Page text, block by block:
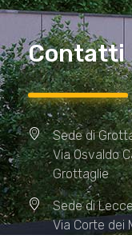
Contatti
Sede di
Via Osvaldo
Grottaglie
Sede di
Via Corte dei